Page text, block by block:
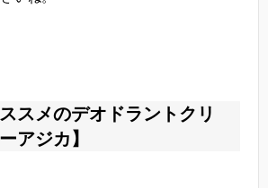
スメのデオドラントクリ
アジカ】